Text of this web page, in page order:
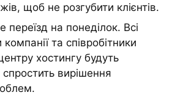
щоб не розгубити клієнтів.
переїзд на понеділок. Всі
компанії та співробітники
хостингу будуть
спростить вирішення